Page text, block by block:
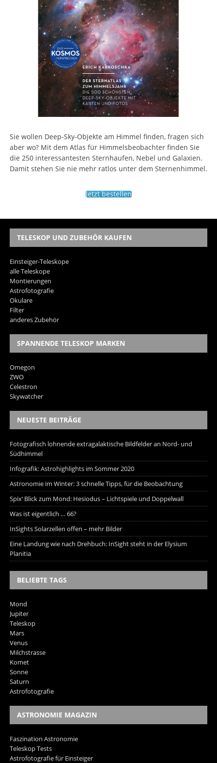
Sie wollen Deep-Sky-Objekte am Himmel finden, fragen sich
aber wo? Mit dem Atlas für Himmelsbeobachter finden Sie
die 250 interessantesten Sternhaufen, Nebel und Galaxien.
Damit stehen Sie nie mehr ratlos unter dem Sternenhimmel.
Jetzt bestellen
TELESKOP UND ZUBEHÖR KAUFEN
Einsteiger-Teleskope
alle Teleskope
Montierungen
Astrofotografie
Okulare
Filter
anderes Zubehör
SPANNENDE TELESKOP MARKEN
Omegon
ZWO
Celestron
Skywatcher
NEUESTE BEITRÄGE
Fotografisch lohnende extragalaktische Bildfelder an Nord- und
Südhimmel
Infografik: Astrohighlights im Sommer 2020
Astronomie im Winter: 3 schnelle Tipps, für die Beobachtung
Spix‘ Blick zum Mond: Hesiodus – Lichtspiele und Doppelwall
Was ist eigentlich … 66?
InSights Solarzellen offen – mehr Bilder
Eine Landung wie nach Drehbuch: InSight steht in der Elysium
Planitia
BELIEBTE TAGS
Mond
Jupiter
Teleskop
Mars
Venus
Milchstrasse
Komet
Sonne
Saturn
Astrofotografie
ASTRONOMIE MAGAZIN
Faszination Astronomie
Teleskop Tests
Astrofotografie für Einsteiger